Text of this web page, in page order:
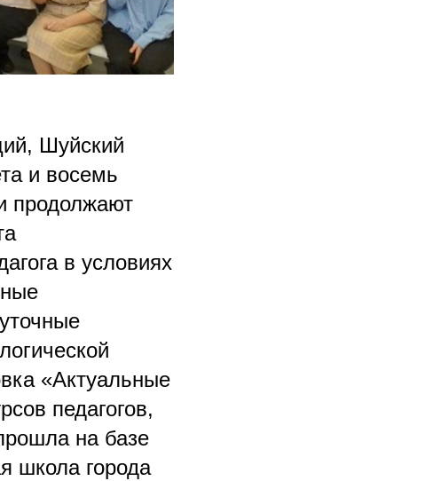
Шуйский
и восемь
продолжают
в условиях
«Актуальные
педагогов,
на базе
школа города